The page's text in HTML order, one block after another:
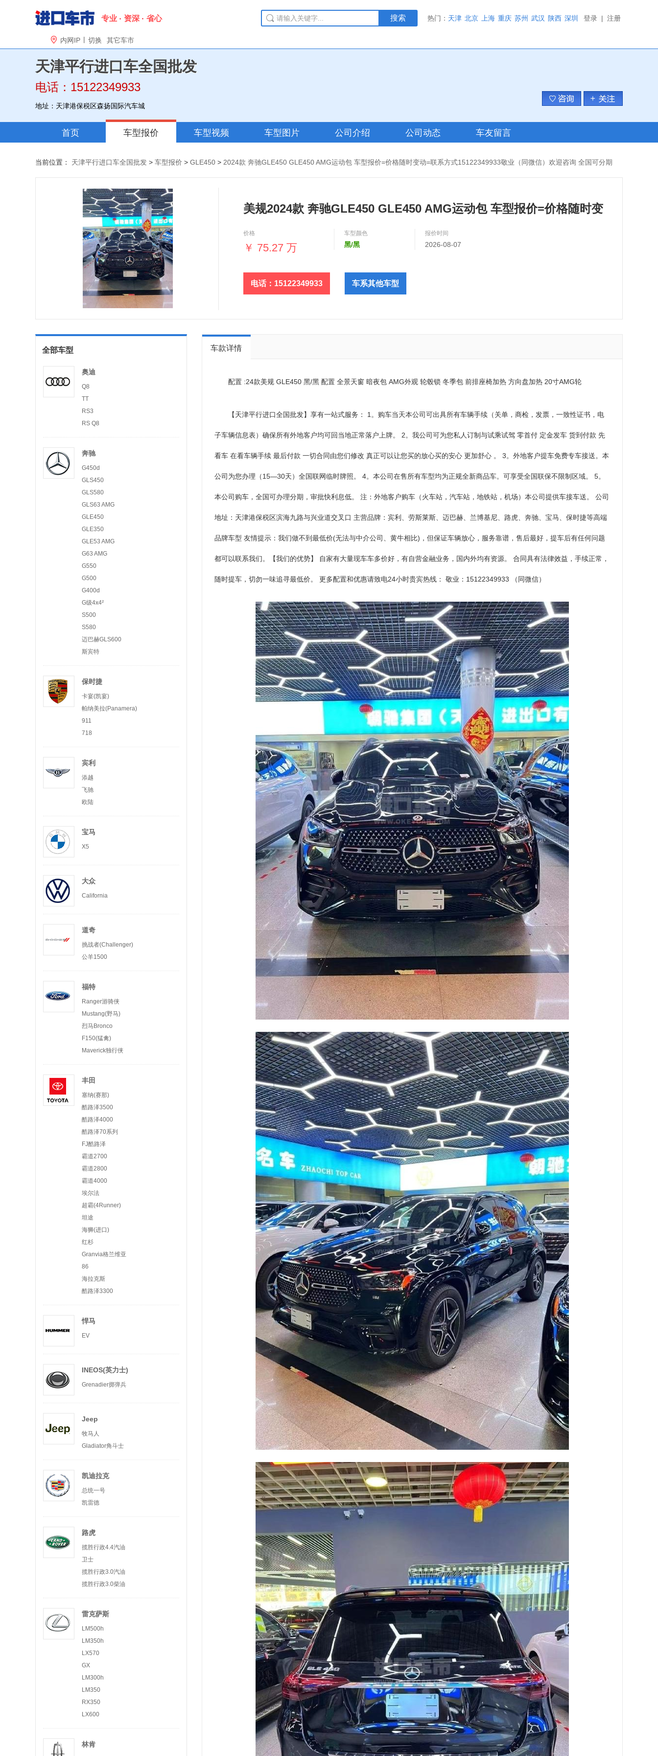
专业 资深 省心
 内网IP | 切换 其它车市
搜索 热门： 天津 北京 上海 重庆 苏州 武汉 陕西 深圳 登录 | 注册
天津平行进口车全国批发
电话：15122349933
地址：天津港保税区森扬国际汽车城
首页 车型报价 车型视频 车型图片 公司介绍 公司动态 车友留言
当前位置： 天津平行进口车全国批发 > 车型报价 > GLE450 > 2024款 奔驰GLE450 GLE450 AMG运动包 车型报价=价格随时变动=联系方式15122349933敬业（同微信）欢迎咨询 全国可分期
美规2024款 奔驰GLE450 GLE450 AMG运动包 车型报价=价格随时变
价格
￥ 75.27 万
车型颜色
黑/黑
报价时间
2026-08-07
电话：15122349933 车系其他车型
全部车型
奥迪
Q8
TT
RS3
RS Q8
奔驰
G450d
GLS450
GLS580
GLS63 AMG
GLE450
GLE350
GLE53 AMG
G63 AMG
G550
G500
G400d
G级4x4²
S500
S580
迈巴赫GLS600
斯宾特
保时捷
卡宴(凯宴)
帕纳美拉(Panamera)
911
718
宾利
添越
飞驰
欧陆
宝马
X5
大众
California
道奇
挑战者(Challenger)
公羊1500
福特
Ranger游骑侠
Mustang(野马)
烈马Bronco
F150(猛禽)
Maverick独行侠
丰田
塞纳(赛那)
酷路泽3500
酷路泽4000
酷路泽70系列
FJ酷路泽
霸道2700
霸道2800
霸道4000
埃尔法
超霸(4Runner)
坦途
海狮(进口)
红杉
Granvia格兰维亚
86
海拉克斯
酷路泽3300
悍马
EV
INEOS(英力士)
Grenadier掷弹兵
Jeep
牧马人
Gladiator角斗士
凯迪拉克
总统一号
凯雷德
路虎
揽胜行政4.4汽油
卫士
揽胜行政3.0汽油
揽胜行政3.0柴油
雷克萨斯
LM500h
LM350h
LX570
GX
LM300h
LM350
RX350
LX600
林肯
车款详情
配置 :24款美规 GLE450 黑/黑 配置 全景天窗 暗夜包 AMG外观 轮毂锁 冬季包 前排座椅加热 方向盘加热 20寸AMG轮
【天津平行进口全国批发】享有一站式服务： 1。购车当天本公司可出具所有车辆手续（关单，商检，发票，一致性证书，电
子车辆信息表）确保所有外地客户均可回当地正常落户上牌。 2。我公司可为您私人订制与试乘试驾 零首付 定金发车 货到付款 先
看车 在看车辆手续 最后付款 一切合同由您们修改 真正可以让您买的放心买的安心 更加舒心 。 3。外地客户提车免费专车接送。本
公司为您办理（15—30天）全国联网临时牌照。 4。本公司在售所有车型均为正规全新商品车。可享受全国联保不限制区域。 5。
本公司购车，全国可办理分期，审批快利息低。 注：外地客户购车（火车站，汽车站，地铁站，机场）本公司提供车接车送。 公司
地址：天津港保税区滨海九路与兴业道交叉口 主营品牌：宾利、劳斯莱斯、迈巴赫、兰博基尼、路虎、奔驰、宝马、保时捷等高端
品牌车型 友情提示：我们做不到最低价(无法与中介公司、黄牛相比)，但保证车辆放心，服务靠谱，售后最好，提车后有任何问题
都可以联系我们。【我们的优势】 自家有大量现车车多价好，有自营金融业务，国内外均有资源。 合同具有法律效益，手续正常，
随时提车，切勿一味追寻最低价。 更多配置和优惠请致电24小时贵宾热线： 敬业：15122349933 （同微信）